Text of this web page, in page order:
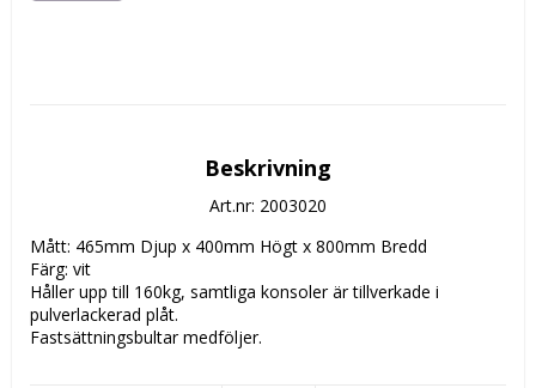
Beskrivning
Art.nr: 2003020
Mått: 465mm Djup x 400mm Högt x 800mm Bredd
Färg: vit
Håller upp till 160kg, samtliga konsoler är tillverkade i
pulverlackerad plåt.
Fastsättningsbultar medföljer.